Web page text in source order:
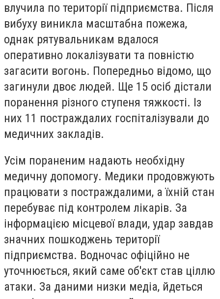
влучила по території підприємства. Після
вибуху виникла масштабна пожежа,
однак рятувальникам вдалося
оперативно локалізувати та повністю
загасити вогонь. Попередньо відомо, що
загинули двоє людей. Ще 15 осіб дістали
поранення різного ступеня тяжкості. Із
них 11 постраждалих госпіталізували до
медичних закладів.
Усім пораненим надають необхідну
медичну допомогу. Медики продовжують
працювати з постраждалими, а їхній стан
перебуває під контролем лікарів. За
інформацією місцевої влади, удар завдав
значних пошкоджень території
підприємства. Водночас офіційно не
уточнюється, який саме об'єкт став ціллю
атаки. За даними низки медіа, йдеться